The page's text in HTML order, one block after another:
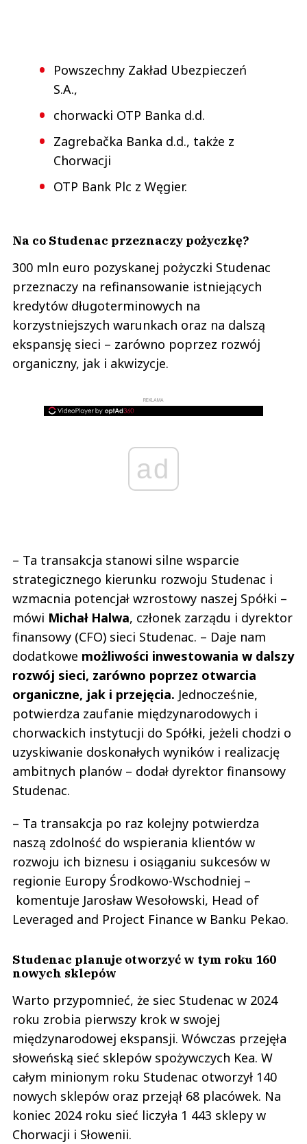
Powszechny Zakład Ubezpieczeń
S.A.,
chorwacki OTP Banka d.d.
Zagrebačka Banka d.d., także z
Chorwacji
OTP Bank Plc z Węgier.
Na co Studenac przeznaczy pożyczkę?
300 mln euro pozyskanej pożyczki Studenac
przeznaczy na refinansowanie istniejących
kredytów długoterminowych na
korzystniejszych warunkach oraz na dalszą
ekspansję sieci – zarówno poprzez rozwój
organiczny, jak i akwizycje.
REKLAMA
ad
– Ta transakcja stanowi silne wsparcie
strategicznego kierunku rozwoju Studenac i
wzmacnia potencjał wzrostowy naszej Spółki –
mówi Michał Halwa, członek zarządu i dyrektor
finansowy (CFO) sieci Studenac. – Daje nam
dodatkowe możliwości inwestowania w dalszy
rozwój sieci, zarówno poprzez otwarcia
organiczne, jak i przejęcia. Jednocześnie,
potwierdza zaufanie międzynarodowych i
chorwackich instytucji do Spółki, jeżeli chodzi o
uzyskiwanie doskonałych wyników i realizację
ambitnych planów – dodał dyrektor finansowy
Studenac.
– Ta transakcja po raz kolejny potwierdza
naszą zdolność do wspierania klientów w
rozwoju ich biznesu i osiąganiu sukcesów w
regionie Europy Środkowo-Wschodniej –
komentuje Jarosław Wesołowski, Head of
Leveraged and Project Finance w Banku Pekao.
Studenac planuje otworzyć w tym roku 160
nowych sklepów
Warto przypomnieć, że siec Studenac w 2024
roku zrobia pierwszy krok w swojej
międzynarodowej ekspansji. Wówczas przejęła
słoweńską sieć sklepów spożywczych Kea. W
całym minionym roku Studenac otworzył 140
nowych sklepów oraz przejął 68 placówek. Na
koniec 2024 roku sieć liczyła 1 443 sklepy w
Chorwacji i Słowenii.